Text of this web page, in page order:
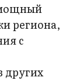
региона,
с
других